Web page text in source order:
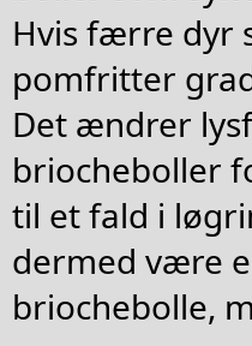
Hvis færre dyr
pomfritter
Det ændrer
briocheboller
til et fald i
dermed være
briochebolle,